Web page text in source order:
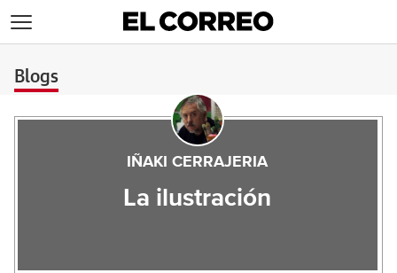
Blogs
IÑAKI CERRAJERIA
La ilustración